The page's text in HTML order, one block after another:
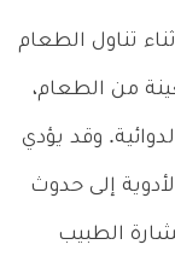
تناول الطعام
من الطعام،
وقد يؤدي
إلى حدوث
الطبيب